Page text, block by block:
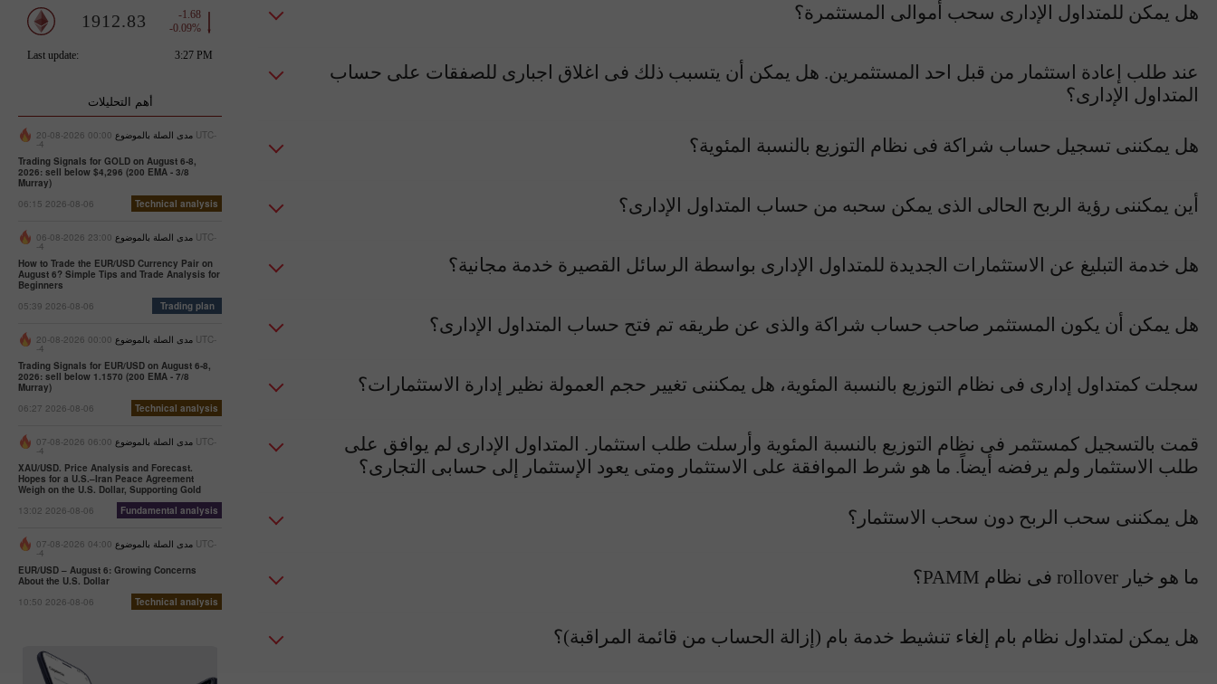
هل يمكن للمتداول الإدارى سحب أموالى المستثمرة؟
عند طلب إعادة استثمار من قبل احد المستثمرين. هل يمكن أن يتسبب ذلك فى اغلاق اجبارى للصفقات على حساب
المتداول الإدارى؟
هل يمكننى تسجيل حساب شراكة فى نظام التوزيع بالنسبة المئوية؟
أين يمكننى رؤية الربح الحالى الذى يمكن سحبه من حساب المتداول الإدارى؟
هل خدمة التبليغ عن الاستثمارات الجديدة للمتداول الإدارى بواسطة الرسائل القصيرة خدمة مجانية؟
هل يمكن أن يكون المستثمر صاحب حساب شراكة والذى عن طريقه تم فتح حساب المتداول الإدارى؟
سجلت كمتداول إدارى فى نظام التوزيع بالنسبة المئوية، هل يمكننى تغيير حجم العمولة نظير إدارة الاستثمارات؟
قمت بالتسجيل كمستثمر فى نظام التوزيع بالنسبة المئوية وأرسلت طلب استثمار. المتداول الإدارى لم يوافق على
طلب الاستثمار ولم يرفضه أيضاً. ما هو شرط الموافقة على الاستثمار ومتى يعود الإستثمار إلى حسابى التجارى؟
هل يمكننى سحب الربح دون سحب الاستثمار؟
ما هو خيار rollover فى نظام PAMM؟
هل يمكن لمتداول نظام بام إلغاء تنشيط خدمة بام (إزالة الحساب من قائمة المراقبة)؟
أهم التحليلات
مدى الصلة بالموضوع 00:00 2026-08-20 UTC-
-4
Trading Signals for GOLD on August 6-8,
2026: sell below $4,296 (200 EMA - 3/8
Murray)
06:15 2026-08-06
Technical analysis
مدى الصلة بالموضوع 23:00 2026-08-06 UTC-
-4
How to Trade the EUR/USD Currency Pair on
August 6? Simple Tips and Trade Analysis for
Beginners
05:39 2026-08-06
Trading plan
مدى الصلة بالموضوع 00:00 2026-08-20 UTC-
-4
Trading Signals for EUR/USD on August 6-8,
2026: sell below 1.1570 (200 EMA - 7/8
Murray)
06:27 2026-08-06
Technical analysis
مدى الصلة بالموضوع 06:00 2026-08-07 UTC-
-4
XAU/USD. Price Analysis and Forecast.
Hopes for a U.S.–Iran Peace Agreement
Weigh on the U.S. Dollar, Supporting Gold
13:02 2026-08-06
Fundamental analysis
مدى الصلة بالموضوع 04:00 2026-08-07 UTC-
-4
EUR/USD – August 6: Growing Concerns
About the U.S. Dollar
10:50 2026-08-06
Technical analysis